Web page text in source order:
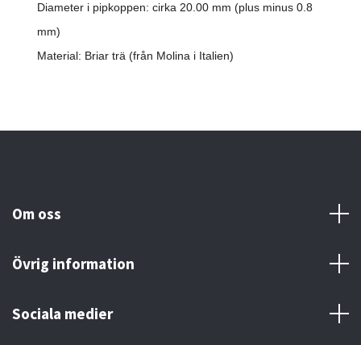
Diameter i pipkoppen: cirka 20.00 mm (plus minus 0.8
mm)
Material: Briar trä (från Molina i Italien)
Om oss
Övrig information
Sociala medier